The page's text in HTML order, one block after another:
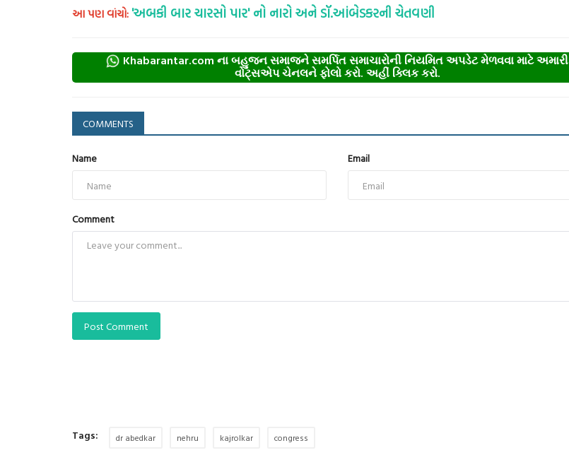
આ પણ વાંચો: 'અબકી બાર ચારસો પાર' નો નારો અને ડૉ.આંબેડકરની ચેતવણી
Khabarantar.com ના બહુજન સમાજને સમર્પિત સમાચારોની નિયમિત અપડેટ મેળવવા માટે અમારી
વોટ્સએપ ચેનલને ફોલો કરો. અહીં ક્લિક કરો.
COMMENTS
Name Email
Comment
Post Comment
Tags: dr abedkar nehru kajrolkar congress